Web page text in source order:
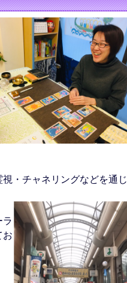
・チャネリングなどを通じ
ラ
お